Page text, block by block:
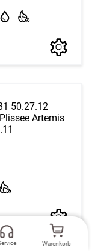
50.27.12
Artemis
Warenkorb